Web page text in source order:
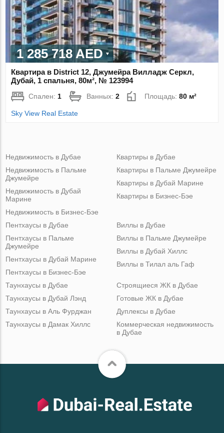
1 285 718 AED
Квартира в District 12, Джумейра Вилладж Серкл,
Дубай, 1 спальня, 80м², № 123994
Спален: 1 Ванных:2 Площадь:80 м²
Sky View Real Estate
Недвижимость в Дубае
Недвижимость в Пальме
Джумейре
Недвижимость в Дубай
Марине
Недвижимость в Бизнес-Бэе
Квартиры в Дубае
Квартиры в Пальме Джумейре
Квартиры в Дубай Марине
Квартиры в Бизнес-Бэе
Пентхаусы в Дубае
Пентхаусы в Пальме
Джумейре
Пентхаусы в Дубай Марине
Пентхаусы в Бизнес-Бэе
Виллы в Дубае
Виллы в Пальме Джумейре
Виллы в Дубай Хиллс
Виллы в Тилал аль Гаф
Таунхаусы в Дубае
Таунхаусы в Дубай Лэнд
Таунхаусы в Аль Фурджан
Таунхаусы в Дамак Хиллс
Строящиеся ЖК в Дубае
Готовые ЖК в Дубае
Дуплексы в Дубае
Коммерческая недвижимость
в Дубае